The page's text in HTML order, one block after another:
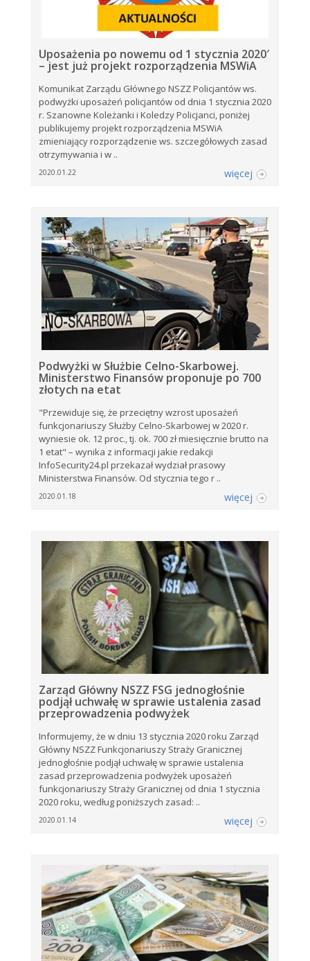
Uposażenia po nowemu od 1 stycznia 2020′
– jest już projekt rozporządzenia MSWiA
Komunikat Zarządu Głównego NSZZ Policjantów ws.
podwyżki uposażeń policjantów od dnia 1 stycznia 2020
r. Szanowne Koleżanki i Koledzy Policjanci, poniżej
publikujemy projekt rozporządzenia MSWiA
zmieniający rozporządzenie ws. szczegółowych zasad
otrzymywania i w ..
2020.01.22 więcej
Podwyżki w Służbie Celno-Skarbowej.
Ministerstwo Finansów proponuje po 700
złotych na etat
"Przewiduje się, że przeciętny wzrost uposażeń
funkcjonariuszy Służby Celno-Skarbowej w 2020 r.
wyniesie ok. 12 proc., tj. ok. 700 zł miesięcznie brutto na
1 etat" – wynika z informacji jakie redakcji
InfoSecurity24.pl przekazał wydział prasowy
Ministerstwa Finansów. Od stycznia tego r ..
2020.01.18 więcej
Zarząd Główny NSZZ FSG jednogłośnie
podjął uchwałę w sprawie ustalenia zasad
przeprowadzenia podwyżek
Informujemy, że w dniu 13 stycznia 2020 roku Zarząd
Główny NSZZ Funkcjonariuszy Straży Granicznej
jednogłośnie podjął uchwałę w sprawie ustalenia
zasad przeprowadzenia podwyżek uposażeń
funkcjonariuszy Straży Granicznej od dnia 1 stycznia
2020 roku, według poniższych zasad: ..
2020.01.14 więcej